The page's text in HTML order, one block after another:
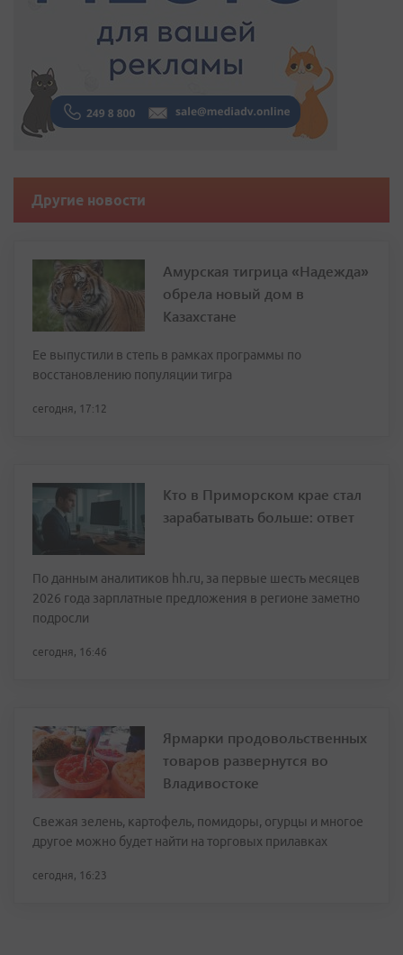
Другие новости
Амурская тигрица «Надежда»
обрела новый дом в
Казахстане
Ее выпустили в степь в рамках программы по
восстановлению популяции тигра
сегодня, 17:12
Кто в Приморском крае стал
зарабатывать больше: ответ
По данным аналитиков hh.ru, за первые шесть месяцев
2026 года зарплатные предложения в регионе заметно
подросли
сегодня, 16:46
Ярмарки продовольственных
товаров развернутся во
Владивостоке
Свежая зелень, картофель, помидоры, огурцы и многое
другое можно будет найти на торговых прилавках
сегодня, 16:23